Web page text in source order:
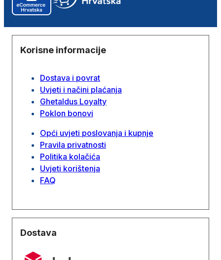
Korisne informacije
Dostava i povrat
Uvjeti i načini plaćanja
Ghetaldus Loyalty
Poklon bonovi
Opći uvjeti poslovanja i kupnje
Pravila privatnosti
Politika kolačića
Uvjeti korištenja
FAQ
Dostava